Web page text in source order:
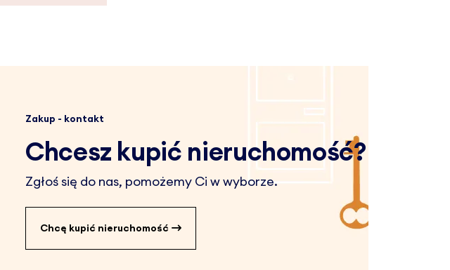
Zakup - kontakt
Chcesz kupić nieruchomość?
Zgłoś się do nas, pomożemy Ci w wyborze.
Chcę kupić nieruchomość